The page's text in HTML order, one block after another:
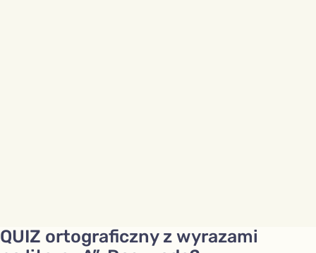
QUIZ ortograficzny z wyrazami